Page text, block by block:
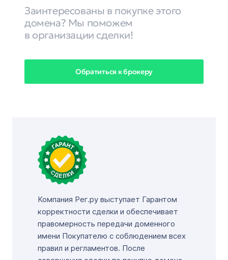
Заинтересованы в покупке этого
домена? Мы поможем
в организации сделки!
Обратиться к брокеру
Компания Рег.ру выступает Гарантом
корректности сделки и обеспечивает
правомерность передачи доменного
имени Покупателю с соблюдением всех
правил и регламентов. После